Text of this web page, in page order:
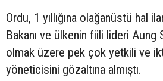
Ordu, 1 yıllığına olağanüstü hal
Bakanı ve ülkenin fiili lideri Aung
olmak üzere pek çok yetkili ve
yöneticisini gözaltına almıştı.